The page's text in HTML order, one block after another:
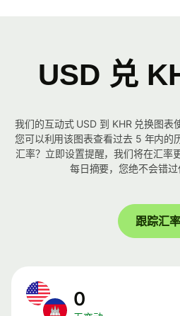
USD 兑
我们的互动式 USD 到 KHR 兑换图表
您可以利用该图表查看过去 5 年内的
汇率？立即设置提醒，我们将在汇率
每日摘要，您绝不会错过
跟踪汇率
0